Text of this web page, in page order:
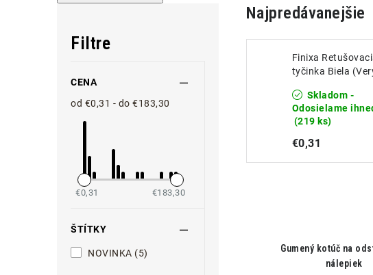
Filtre
CENA
od €0,31 - do €183,30
€0,31 €183,30
ŠTÍTKY
NOVINKA (5)
Najpredávanejšie
Finixa
tyčinka Biela
Skladom -
Odosielame
(219 ks)
€0,31
Gumený kotúč na
nálepiek